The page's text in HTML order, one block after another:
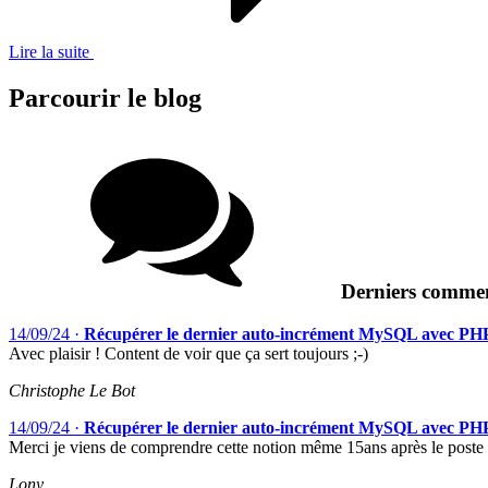
Lire la suite
Parcourir le blog
Derniers
14/09/24 · Récupérer le dernier auto-incrément MySQL avec
Avec plaisir ! Content de voir que ça sert toujours ;-)
Christophe Le Bot
14/09/24 · Récupérer le dernier auto-incrément MySQL avec
Merci je viens de comprendre cette notion même 15ans après le poste
Lony